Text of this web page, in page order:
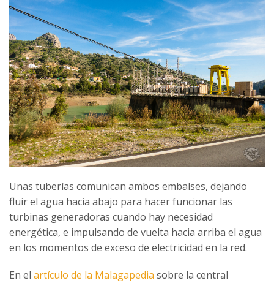
Unas tuberías comunican ambos embalses, dejando
fluir el agua hacia abajo para hacer funcionar las
turbinas generadoras cuando hay necesidad
energética, e impulsando de vuelta hacia arriba el agua
en los momentos de exceso de electricidad en la red.
En el artículo de la Malagapedia sobre la central